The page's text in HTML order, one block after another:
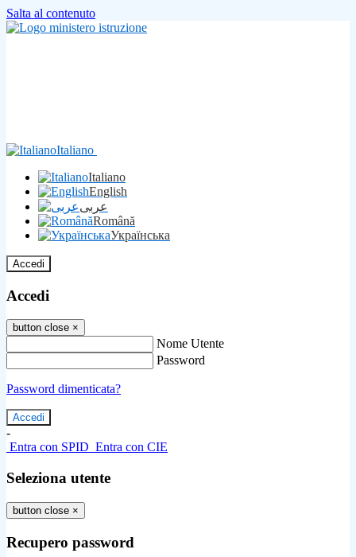
Salta al contenuto
Italiano
Italiano
English
عربى
Română
Українська
Accedi
Accedi
button close ×
Nome Utente
Password
Password dimenticata?
-
Entra con SPID Entra con CIE
Seleziona utente
button close ×
Recupero password